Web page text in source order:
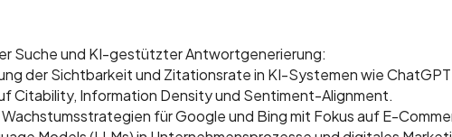
Suche und KI-gestützter Antwortgenerierung:
der Sichtbarkeit und Zitationsrate in KI-Systemen wie
Citability, Information Density und Sentiment-Alignment.
für Google und Bing mit Fokus auf E-